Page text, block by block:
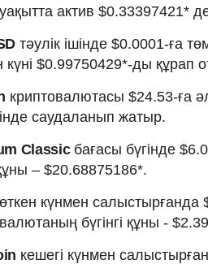
уақытта актив $0.33397421*
тәулік ішінде $0.0001-ға
күні $0.99750429*-ды құрап
криптовалютасы $24.53-ға
саудаланып жатыр.
Classicбағасы бүгінде
– $20.68875186*.
күнмен салыстырғанда
бүгінгі құны -
кешегі күнмен